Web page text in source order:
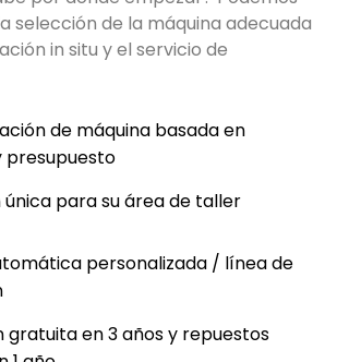
gran variedad de opciones en el
por dónde empezar? Podemos
selección de la máquina adecuada
de máquina basada en
presupuesto
personalizada / línea de